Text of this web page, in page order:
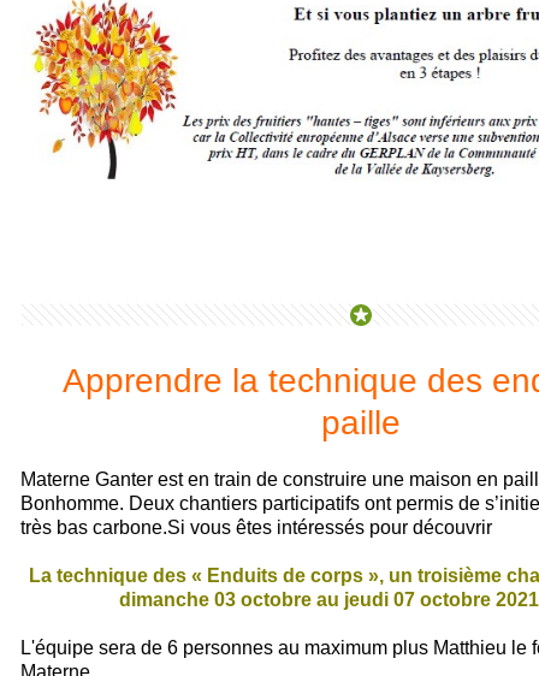
Apprendre la technique des
paille
Materne Ganter est en train de construire une maison en
Bonhomme. Deux chantiers participatifs ont permis de
très bas carbone.Si vous êtes intéressés pour découvrir
La technique des « Enduits de corps », un troisième
dimanche 03 octobre au jeudi 07 octobre
L'équipe sera de 6 personnes au maximum plus Matthieu le
Materne.